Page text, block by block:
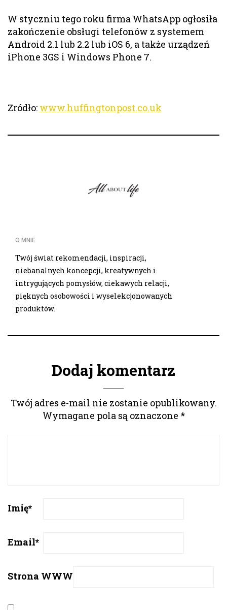
W styczniu tego roku firma WhatsApp ogłosiła
zakończenie obsługi telefonów z systemem
Android 2.1 lub 2.2 lub iOS 6, a także urządzeń
iPhone 3GS i Windows Phone 7.
Zródło: www.huffingtonpost.co.uk
O MNIE
Twój świat rekomendacji, inspiracji,
niebanalnych koncepcji, kreatywnych i
intrygujących pomysłów, ciekawych relacji,
pięknych osobowości i wyselekcjonowanych
produktów.
Dodaj komentarz
Twój adres e-mail nie zostanie opublikowany.
Wymagane pola są oznaczone *
Imię*
Email*
Strona WWW